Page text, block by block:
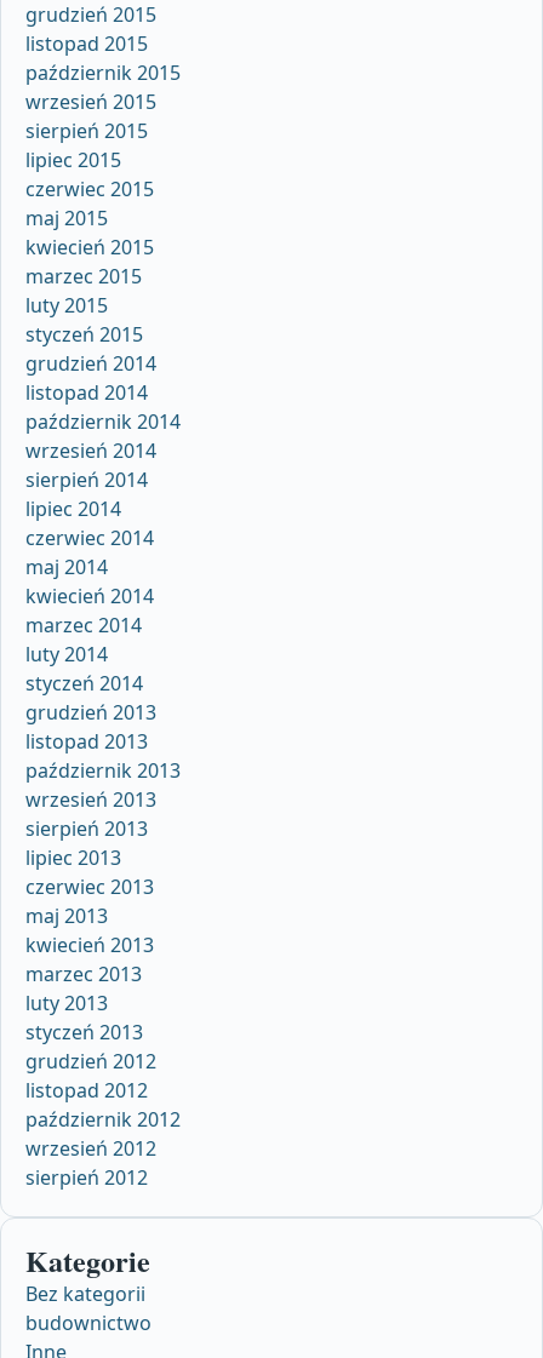
grudzień 2015
listopad 2015
październik 2015
wrzesień 2015
sierpień 2015
lipiec 2015
czerwiec 2015
maj 2015
kwiecień 2015
marzec 2015
luty 2015
styczeń 2015
grudzień 2014
listopad 2014
październik 2014
wrzesień 2014
sierpień 2014
lipiec 2014
czerwiec 2014
maj 2014
kwiecień 2014
marzec 2014
luty 2014
styczeń 2014
grudzień 2013
listopad 2013
październik 2013
wrzesień 2013
sierpień 2013
lipiec 2013
czerwiec 2013
maj 2013
kwiecień 2013
marzec 2013
luty 2013
styczeń 2013
grudzień 2012
listopad 2012
październik 2012
wrzesień 2012
sierpień 2012
Kategorie
Bez kategorii
budownictwo
Inne